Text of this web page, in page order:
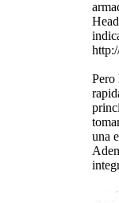
Pero
una